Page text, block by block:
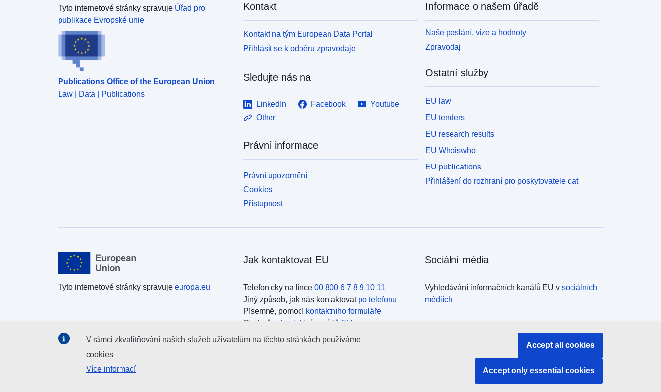
Tyto internetové stránky spravuje Úřad pro
publikace Evropské unie
Publications Office of the European Union
Law | Data | Publications
Kontakt
Kontakt na tým European Data Portal
Přihlásit se k odběru zpravodaje
Sledujte nás na
LinkedIn Facebook
Youtube
Other
Právní informace
Právní upozornění
Cookies
Přístupnost
Informace o našem úřadě
Naše poslání, vize a hodnoty
Zpravodaj
Ostatní služby
EU law
EU tenders
EU research results
EU Whoiswho
EU publications
Přihlášení do rozhraní pro poskytovatele dat
Tyto internetové stránky spravuje europa.eu
Jak kontaktovat EU
Telefonicky na lince 00 800 6 7 8 9 10 11
Jiný způsob, jak nás kontaktovat po telefonu
Písemně, pomocí kontaktního formuláře
Osobně, v kontaktním místě EU
Sociální média
Vyhledávání informačních kanálů EU vsociálních
médiích
Orgány a instituce EU
V rámci zkvalitňování našich služeb uživatelům na těchto stránkách používáme
cookies
Více informací
Accept all cookies
Accept only essential cookies